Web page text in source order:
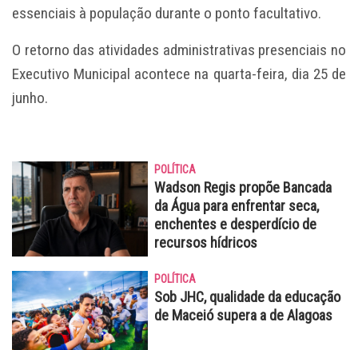
essenciais à população durante o ponto facultativo.
O retorno das atividades administrativas presenciais no
Executivo Municipal acontece na quarta-feira, dia 25 de
junho.
POLÍTICA
Wadson Regis propõe Bancada
da Água para enfrentar seca,
enchentes e desperdício de
recursos hídricos
POLÍTICA
Sob JHC, qualidade da educação
de Maceió supera a de Alagoas